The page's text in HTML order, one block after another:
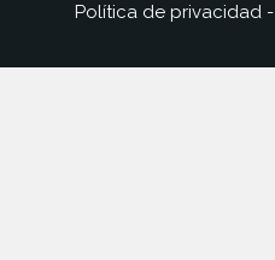
Política de privacidad-